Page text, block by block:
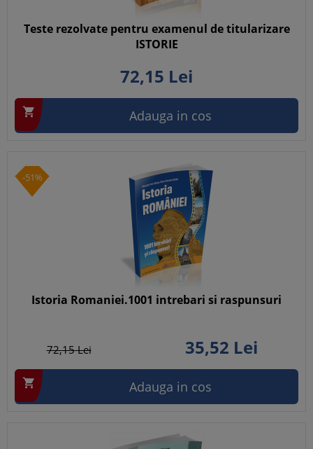
Teste rezolvate pentru examenul de titularizare
ISTORIE
72,15 Lei
 Adauga in cos
-51%
Istoria Romaniei.1001 intrebari si raspunsuri
72,15Lei 35,52 Lei
 Adauga in cos